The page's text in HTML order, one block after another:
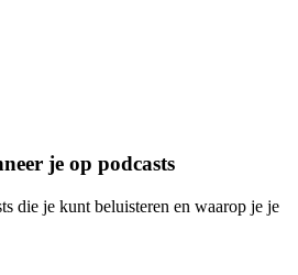
je op podcasts
die je kunt beluisteren en waarop je je